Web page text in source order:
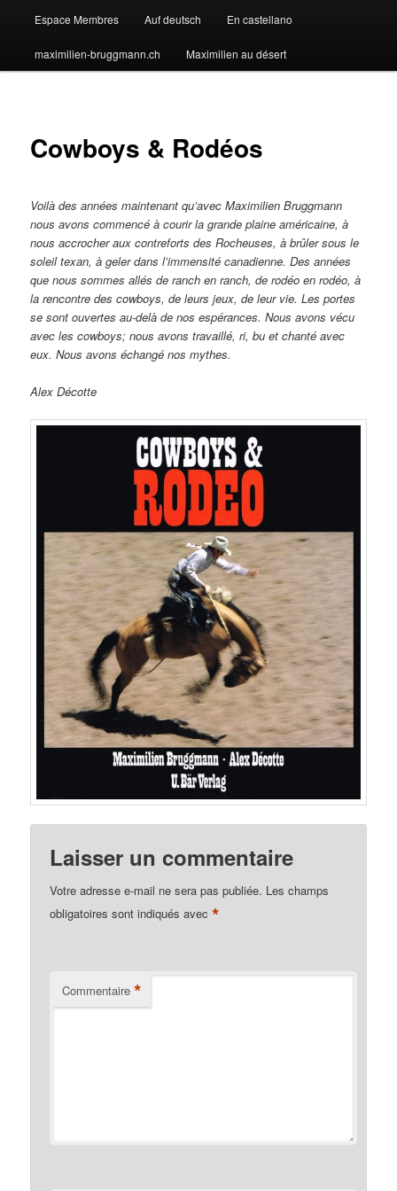
Espace Membres Auf deutsch En castellano
maximilien-bruggmann.ch Maximilien au désert
Cowboys & Rodéos
Voilà des années maintenant qu’avec Maximilien Bruggmann
nous avons com­mencé à courir la grande plaine américaine, à
nous accrocher aux contreforts des Rocheuses, à brûler sous le
soleil texan, à geler dans l’immensité canadienne. Des années
que nous sommes allés de ranch en ranch, de rodéo en rodéo, à
la rencontre des cowboys, de leurs jeux, de leur vie. Les portes
se sont ouvertes au-delà de nos espérances. Nous avons vécu
avec les cowboys; nous avons travaillé, ri, bu et chanté avec
eux. Nous avons échangé nos mythes.
Alex Décotte
Laisser un commentaire
Votre adresse e-mail ne sera pas publiée. Les champs
obligatoires sont indiqués avec*
Commentaire *